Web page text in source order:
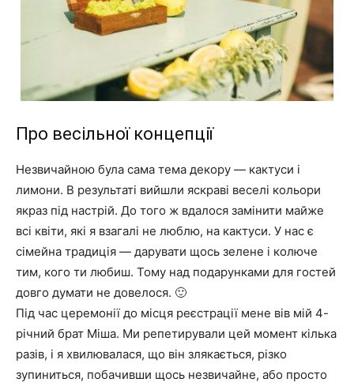
Про весільної концепції
Незвичайною була сама тема декору — кактуси і
лимони. В результаті вийшли яскраві веселі кольори
якраз під настрій. До того ж вдалося замінити майже
всі квіти, які я взагалі не люблю, на кактуси. У нас є
сімейна традиція — дарувати щось зелене і колюче
тим, кого ти любиш. Тому над подарунками для гостей
довго думати не довелося. 🙂
Під час церемонії до місця реєстрації мене вів мій 4-
річний брат Міша. Ми репетирували цей момент кілька
разів, і я хвилювалася, що він злякається, різко
зупиниться, побачивши щось незвичайне, або просто